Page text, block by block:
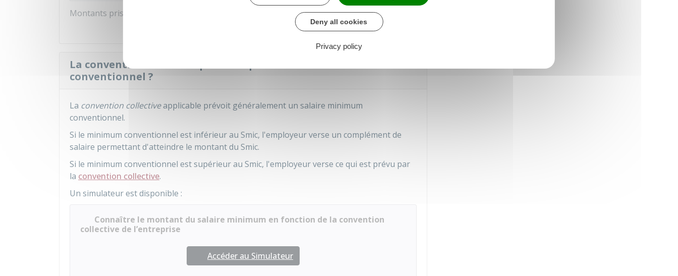
Montants pris en compte dans le calcul du Smic
La convention collective peut-elle prévoir un salaire minimum
conventionnel ?
La convention collectiveapplicable prévoit généralement un salaire minimum
conventionnel.
Si le minimum conventionnel est inférieur au Smic, l'employeur verse un complément de
salaire permettant d'atteindre le montant du Smic.
Si le minimum conventionnel est supérieur au Smic, l'employeur verse ce qui est prévu par
la convention collective.
Un simulateur est disponible :
Connaître le montant du salaire minimum en fonction de la convention
collective de l’entreprise
Accéder au Simulateur
Deny all cookies
Privacy policy